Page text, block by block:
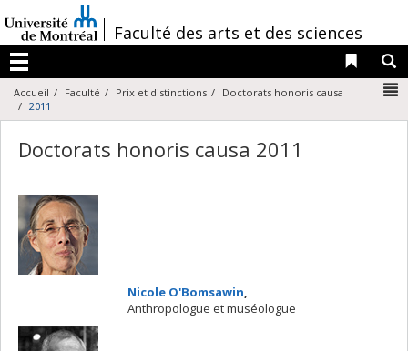
au
contenu
/Faculté des arts et des sciences
Menu
Liens
Accueil Faculté Prix et distinctions
Doctorats honoris causa
2011
Doctorats honoris causa 2011
Nicole O'Bomsawin,
Anthropologue et muséologue